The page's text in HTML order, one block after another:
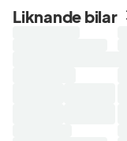
Liknande bilar